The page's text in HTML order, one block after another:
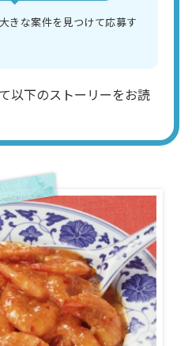
きな案件を見つけて応募す
以下のストーリーをお読